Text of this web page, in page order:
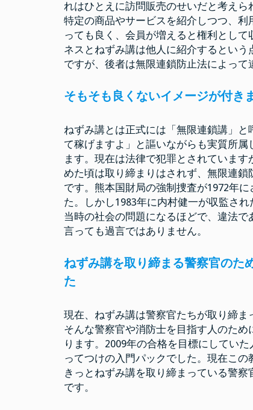
れはひとえに訪問販売のせいだと考え
特定の商品やサービスを紹介しつつ、
っても良く、会員が増えると権利とし
ネスとねずみ講は他人に紹介するとい
ですが、後者は無限連鎖防止法によって
そもそも良くないイメージが付き
ねずみ講とは正式には「無限連鎖講」
て稼げますよ」と謳いながらも実質所
ます。現在は法律で犯罪とされていま
めた頃は取り締まりはされず、無限連
です。熊本国財局の強制捜査が1972年
た。しかし1983年に内村健一が収監さ
当時の社会の問題になるほどで、違法
言っても過言ではありません。
ねずみ講を取り締まる警察官のた
た
現在、ねずみ講は警察官たちが取り締ま
そんな警察官や消防士を目指す人のた
ります。2009年の合格を目標にしてい
ってつけの入門パックでした。現在この
きっとねずみ講を取り締まっている警
です。